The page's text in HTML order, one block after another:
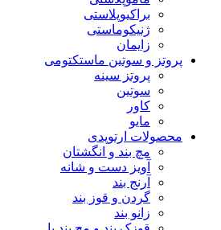
براکیوپلاستی
ژنیکوماستی
زایمان
پروتز و سوتین ماستکتومی
پروتز سینه
سوتین
کاور
مایو
محصولات ارتوپدی
مچ بند و انگشتان
آویز دست و شانه
آرنج بند
گردن و قوز بند
زانو بند